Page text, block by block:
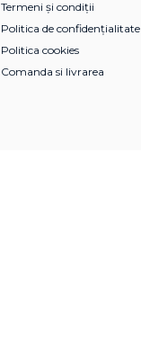
Termeni și condiții
Politica de confidențialitate
Politica cookies
Comanda si livrarea